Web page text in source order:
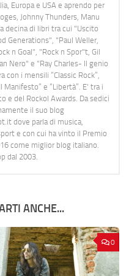
Europa e USA e aprendo per
Johnny Thunders, Manu
decina di libri tra cui "Uscito
Generations", "Paul Weller,
n Goal", "Rock n Spor"t, Gil
Nero" e "Ray Charles- Il genio
con i mensili “Classic Rock”,
e “Libertà”. E' tra i
e del Rockol Awards. Da sedici
il suo blog
dove parla di musica,
e con cui ha vinto il Premio
come miglior blog italiano.
dal 2003.
ANCHE...
0